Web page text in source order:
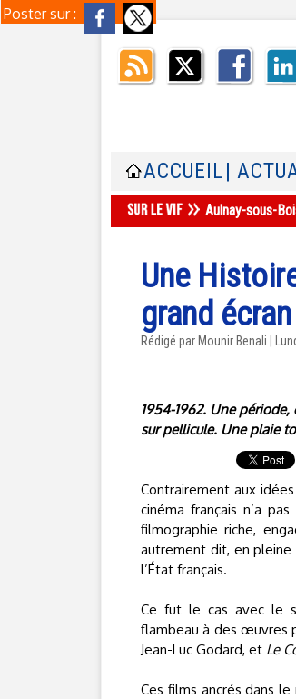
Poster sur :
ACCUEIL |
Aulnay-sous-
Une
grand écran
Rédigé par Mounir Benali |
1954-1962. Une
sur pellicule. Une plaie
Contrairement aux
cinéma français n’a
filmographie riche,
autrement dit, en pleine
l’État français.
Ce fut le cas avec le
flambeau à des œuvres
Jean-Luc Godard, et Le
Ces films ancrés dans